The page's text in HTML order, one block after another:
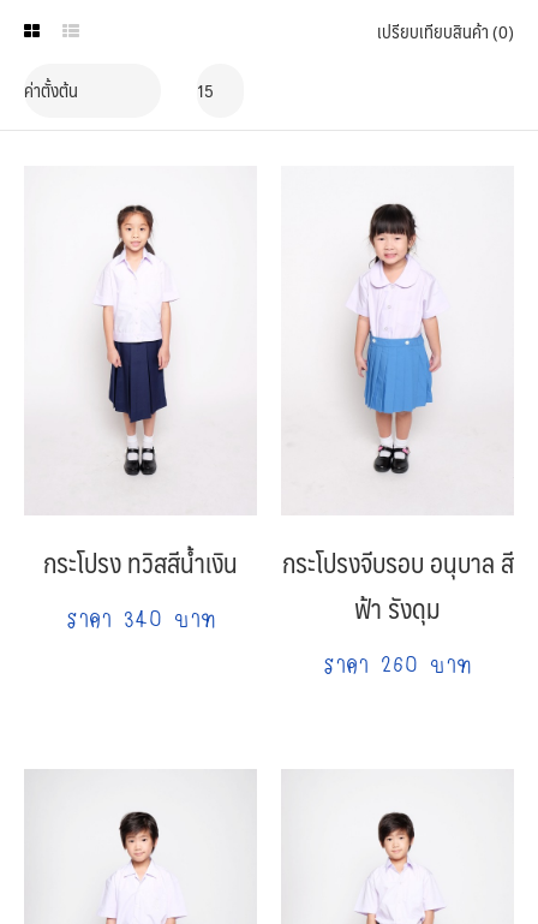
เปรียบเทียบสินค้า (0)
กระโปรง ทวิสสีน้ำเงิน
ราคา 340 บาท
กระโปรงจีบรอบ อนุบาล สี
ฟ้า รังดุม
ราคา 260 บาท